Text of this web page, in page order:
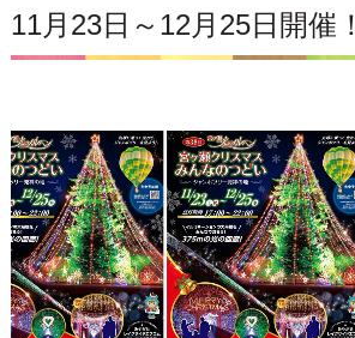
11月23日～12月25日開催！